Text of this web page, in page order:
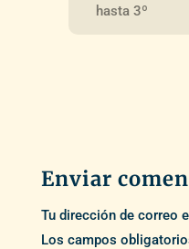
hasta 3º
Enviar
Tu dirección de correo
Los campos